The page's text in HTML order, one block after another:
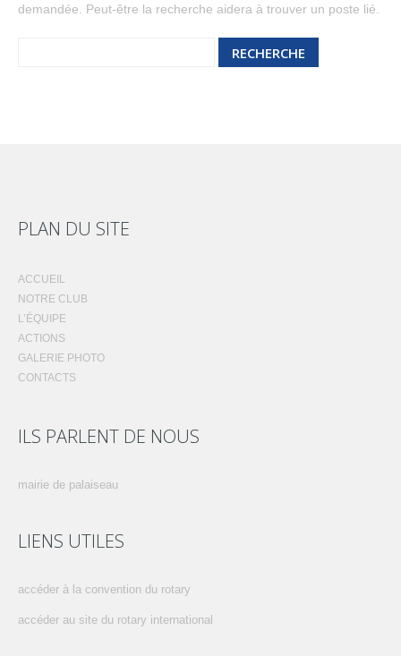
demandée. Peut-être la recherche aidera à trouver un poste lié.
PLAN DU SITE
ACCUEIL
NOTRE CLUB
L’ÉQUIPE
ACTIONS
GALERIE PHOTO
CONTACTS
ILS PARLENT DE NOUS
mairie de palaiseau
LIENS UTILES
accéder à la convention du rotary
accéder au site du rotary international